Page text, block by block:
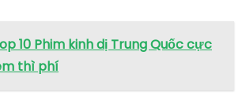
10 Phim kinh dị Trung Quốc cực
thì phí